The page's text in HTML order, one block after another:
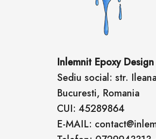
Inlemnit Epoxy Design
Sediu social: str.
Bucuresti, Romania
CUI: 45289864
E-MAIL: